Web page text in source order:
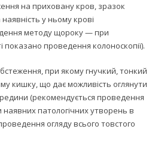
на приховану кров, зразок
у ньому крові
методу щороку — при
показано проведення колоноскопії).
при якому гнучкий, тонкий
кишку, що дає можливість оглянути
(рекомендується проведення
наявних патологічних утворень в
огляду всього товстого